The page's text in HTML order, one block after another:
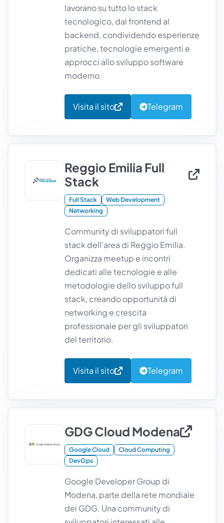
lavorano su tutto lo stack
tecnologico, dal frontend al
backend, condividendo esperienze
pratiche, tecnologie emergenti e
approcci allo sviluppo software
moderno.
Visita il sito Telegram
Reggio Emilia Full
Stack
Full Stack
Web Development
Networking
Community di sviluppatori full
stack dell'area di Reggio Emilia.
Organizza meetup e incontri
dedicati alle tecnologie e alle
metodologie dello sviluppo full
stack, creando opportunità di
networking e crescita
professionale per gli sviluppatori
del territorio.
Visita il sito Telegram
GDG Cloud Modena
Google Cloud
Cloud Computing
DevOps
Google Developer Group di
Modena, parte della rete mondiale
dei GDG. Una community di